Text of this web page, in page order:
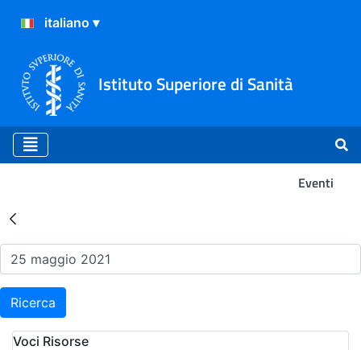
Istituto Superiore di Sanità
Eventi
Risultati della Ricerca -
Ricerca
Voci Risorse